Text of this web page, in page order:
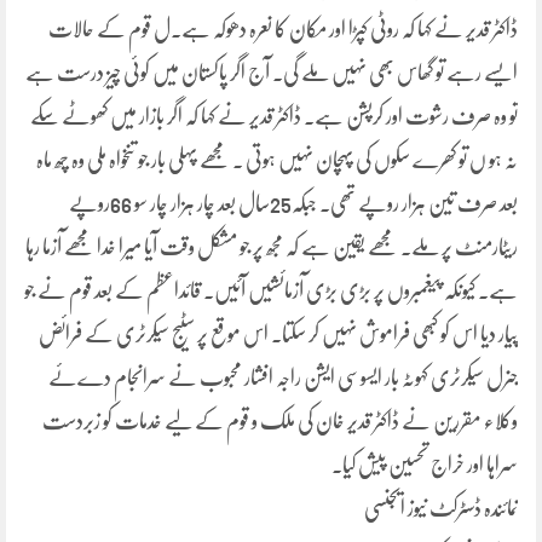
ڈاکٹر قدیر نے کہا کہ روٹی کپڑا اور مکان کا نعرہ دھوکہ ہے۔ل قوم کے حالات
ایسے رہے تو گھاس بھی نہیں ملے گی۔ آج اگر پاکستان میں کوئی چیز درست ہے
تو وہ صرف رشوت اور کرپشن ہے۔ ڈاکٹر قدیر نے کہا کہ اگر بازار میں کھوٹے سکے
نہ ہو ں تو کھرے سکوں کی پہچان نہیں ہوتی ۔ مجھے پہلی بار جو تنخواہ ملی وہ چھ ماہ
بعد صرف تین ہزار روپے تھی۔ جبکہ25سال بعد چار ہزار چار سو 66روپے
ریٹارمنٹ پر ملے۔ مجھے یقین ہے کہ مجھ پر جو مشکل وقت آیا میرا خدا مجھے آزما رہا
ہے۔ کیونکہ پیغمبروں پر بڑی بڑی آزمائشیں آئیں۔ قائداعظم کے بعد قوم نے جو
پیار دیا اس کو کبھی فراموش نہیں کر سکتا۔ اس موقع پر سٹیج سیکرٹری کے فرائض
جنرل سیکرٹری کہوٹہ بار ایسوسی ایشن راجہ افشار محبوب نے سرانجام دےئے
وکلاء مقررین نے ڈاکٹر قدیر خان کی ملک و قوم کے لیے خدمات کو زبردست
سراہا اور خراج تحسین پیش کیا۔
نمائندہ ڈسٹرکٹ نیوز ایجنسی